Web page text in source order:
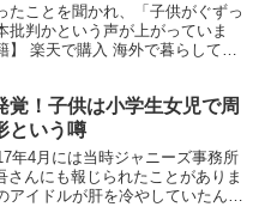
たことを聞かれ、「子供がぐずっ
判かという声が上がっていま
楽天で購入 海外で暮らして良
覚！子供は小学生女児で周
という噂
年4月には当時ジャニーズ事務所
んにも報じられたことがありま
アイドルが肝を冷やしていたんだ